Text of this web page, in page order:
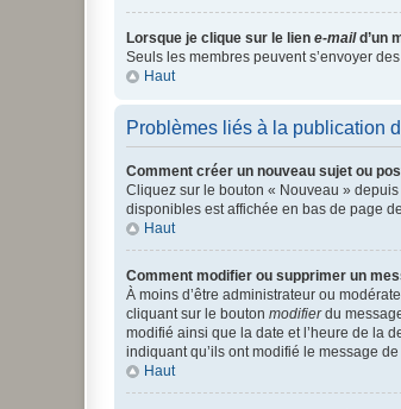
Lorsque je clique sur le lien e-maild’un
Seuls les membres peuvent s’envoyer
Haut
Problèmes liés à la publication
Comment créer un nouveau sujet ou
Cliquez sur le bouton « Nouveau »
disponibles est affichée en bas de page
Haut
Comment modifier ou supprimer un
À moins d’être administrateur ou
cliquant sur le bouton modifierdu
modifié ainsi que la date et l’heure de la
indiquant qu’ils ont modifié le message
Haut